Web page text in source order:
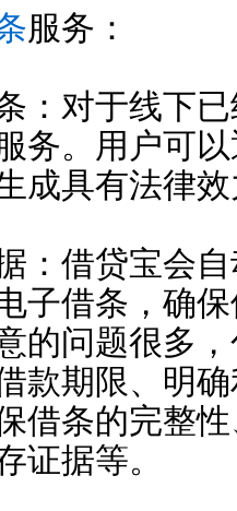
服务：
对于线下已
务。用户可
成具有法律
借贷宝会自
子借条，确
的问题很多
款期限、明
借条的完整
证据等。